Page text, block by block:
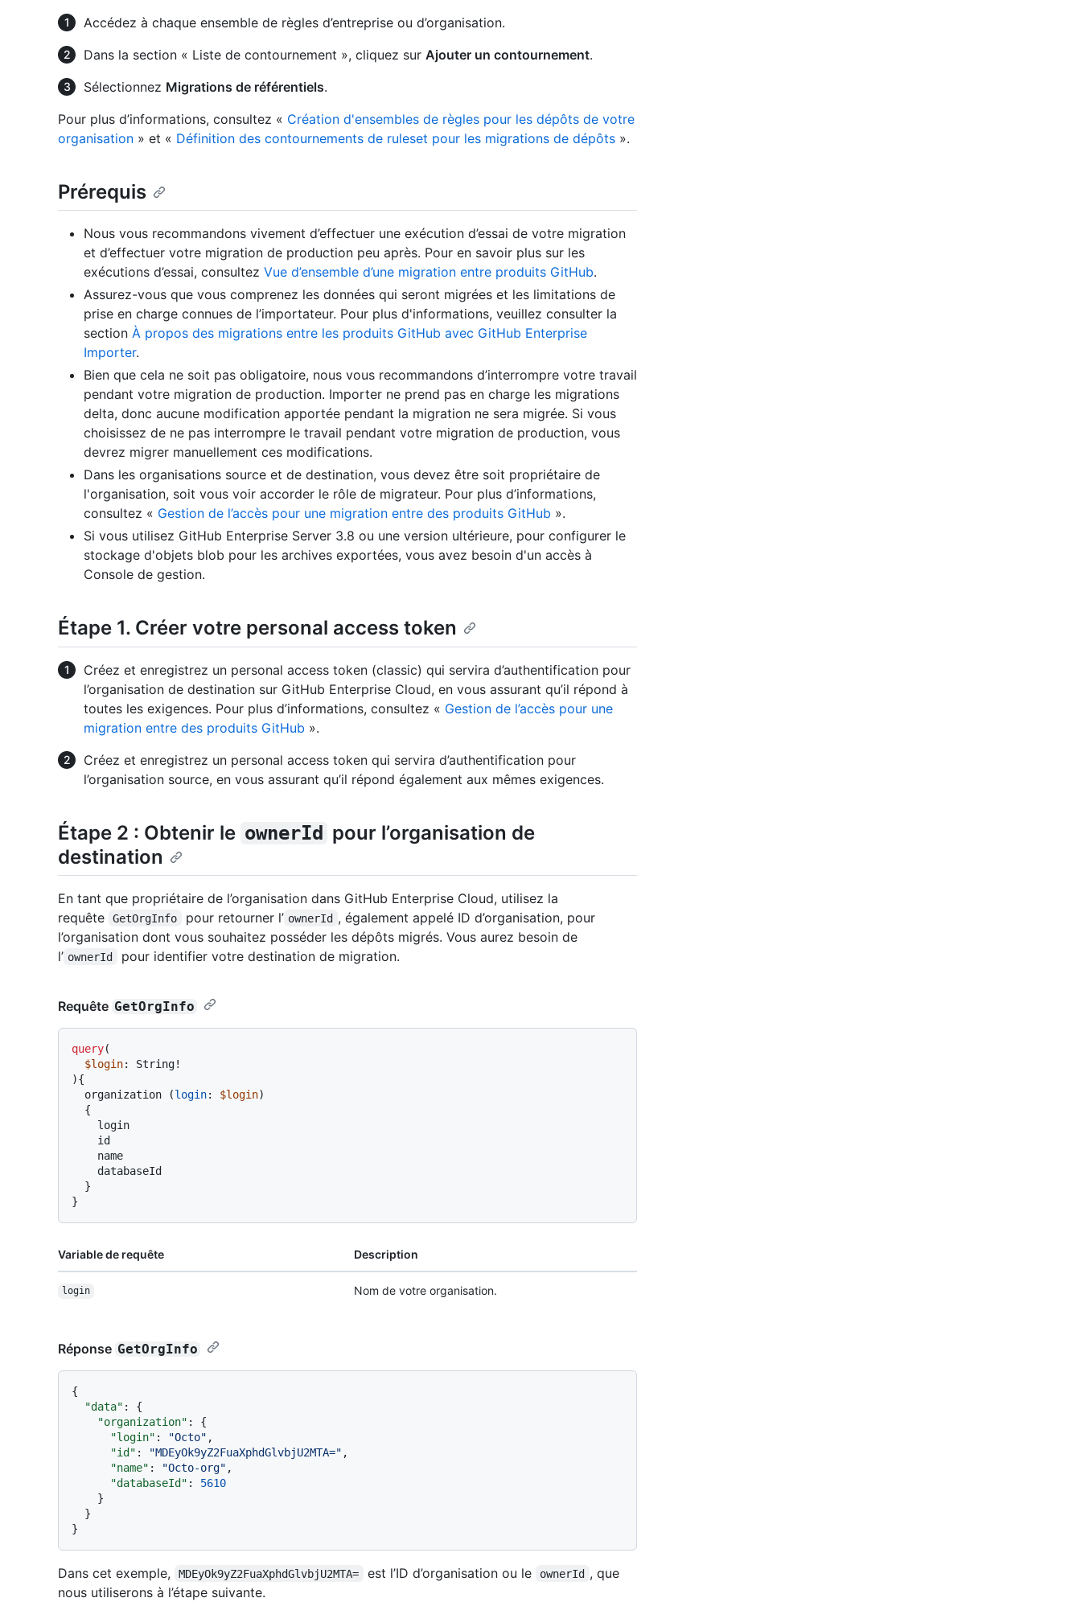
Accédez à chaque ensemble de règles d’entreprise ou d’organisation.
Dans la section « Liste de contournement », cliquez sur Ajouter un contournement.
Sélectionnez Migrations de référentiels.
Pour plus d’informations, consultez « Création d'ensembles de règles pour les dépôts de votre
organisation » et « Définition des contournements de ruleset pour les migrations de dépôts ».
Prérequis
Nous vous recommandons vivement d’effectuer une exécution d’essai de votre migration
et d’effectuer votre migration de production peu après. Pour en savoir plus sur les
exécutions d’essai, consultez Vue d’ensemble d’une migration entre produits GitHub.
Assurez-vous que vous comprenez les données qui seront migrées et les limitations de
prise en charge connues de l’importateur. Pour plus d'informations, veuillez consulter la
section À propos des migrations entre les produits GitHub avec GitHub Enterprise
Importer.
Bien que cela ne soit pas obligatoire, nous vous recommandons d’interrompre votre travail
pendant votre migration de production. Importer ne prend pas en charge les migrations
delta, donc aucune modification apportée pendant la migration ne sera migrée. Si vous
choisissez de ne pas interrompre le travail pendant votre migration de production, vous
devrez migrer manuellement ces modifications.
Dans les organisations source et de destination, vous devez être soit propriétaire de
l'organisation, soit vous voir accorder le rôle de migrateur. Pour plus d’informations,
consultez « Gestion de l’accès pour une migration entre des produits GitHub ».
Si vous utilisez GitHub Enterprise Server 3.8 ou une version ultérieure, pour configurer le
stockage d'objets blob pour les archives exportées, vous avez besoin d'un accès à
Console de gestion.
Étape 1. Créer votre personal access token
Créez et enregistrez un personal access token (classic) qui servira d’authentification pour
l’organisation de destination sur GitHub Enterprise Cloud, en vous assurant qu’il répond à
toutes les exigences. Pour plus d’informations, consultez « Gestion de l’accès pour une
migration entre des produits GitHub ».
Créez et enregistrez un personal access token qui servira d’authentification pour
l’organisation source, en vous assurant qu’il répond également aux mêmes exigences.
Étape 2 : Obtenir le ownerId pour l’organisation de
destination
En tant que propriétaire de l’organisation dans GitHub Enterprise Cloud, utilisez la
requête
GetOrgInfo pour retourner l’ ownerId , également appelé ID d’organisation, pour
l’organisation dont vous souhaitez posséder les dépôts migrés. Vous aurez besoin de
l’ ownerId pour identifier votre destination de migration.
Requête GetOrgInfo
query(
$login: String!
){
  organization
(login: $login)
{
}
}
Variable de requête Description
login Nom de votre organisation.
Réponse GetOrgInfo
{
"data" :
{
"organization" :
{
"login" : "Octo" ,
"id" : "MDEyOk9yZ2FuaXphdGlvbjU2MTA=" ,
"name" : "Octo-org" ,
"databaseId" :
5610
}
}
}
Dans cet exemple, MDEyOk9yZ2FuaXphdGlvbjU2MTA= est l’ID d’organisation ou le ownerId , que
nous utiliserons à l’étape suivante.